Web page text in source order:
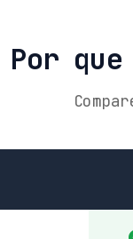
Por